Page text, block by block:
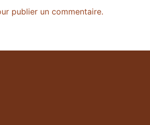
publier un commentaire.